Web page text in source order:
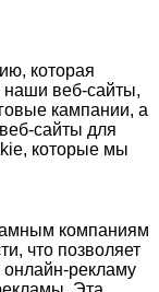
которая
наши веб-сайты,
кампании, а
сайты для
которые мы
компаниям
что позволяет
рекламу